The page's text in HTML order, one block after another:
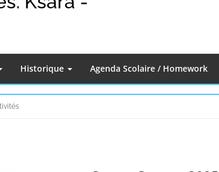
Historique Agenda Scolaire / Homework